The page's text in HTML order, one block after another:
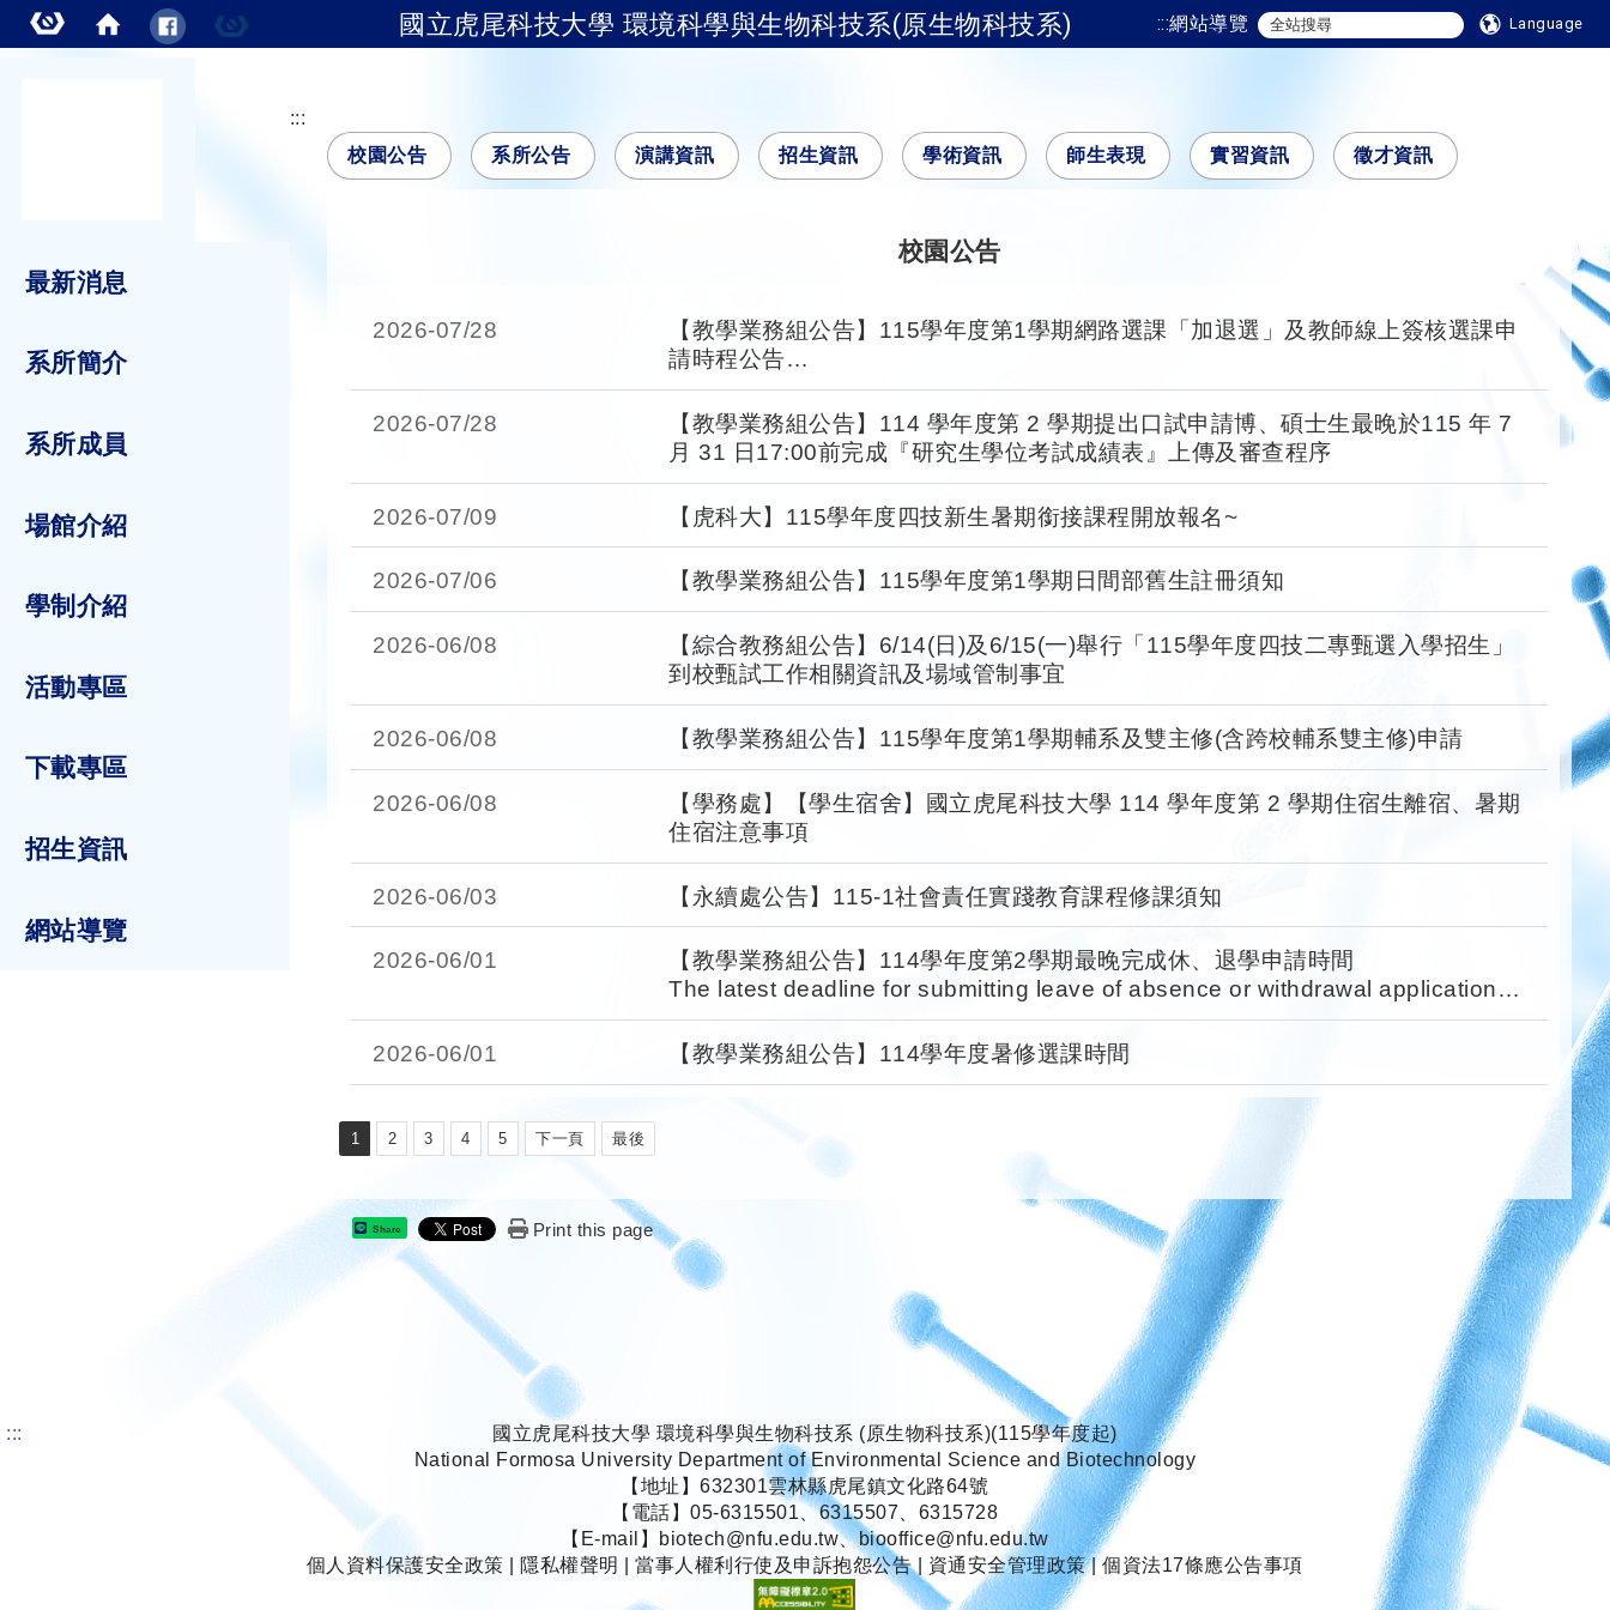
國立虎尾科技大學 環境科學與生物科技系(原生物科技系) :::網站導覽 Language
最新消息
系所簡介
系所成員
場館介紹
學制介紹
活動專區
下載專區
招生資訊
網站導覽
:::
校園公告
系所公告 演講資訊 招生資訊 學術資訊 師生表現 實習資訊 徵才資訊
校園公告
2026-07/28
【教學業務組公告】115學年度第1學期網路選課「加退選」及教師線上簽核選課申
請時程公告
The first semester of 115 academic year Schedule for On-line Course AddDrop
and Teachers' Online Signature Application of course selectio
2026-07/28
【教學業務組公告】114 學年度第 2 學期提出口試申請博、碩士生最晚於115 年 7
月 31 日17:00前完成『研究生學位考試成績表』上傳及審查程序
2026-07/09 【虎科大】115學年度四技新生暑期銜接課程開放報名~
2026-07/06 【教學業務組公告】115學年度第1學期日間部舊生註冊須知
2026-06/08
【綜合教務組公告】6/14(日)及6/15(一)舉行「115學年度四技二專甄選入學招生」
到校甄試工作相關資訊及場域管制事宜
2026-06/08 【教學業務組公告】115學年度第1學期輔系及雙主修(含跨校輔系雙主修)申請
2026-06/08
【學務處】【學生宿舍】國立虎尾科技大學 114 學年度第 2 學期住宿生離宿、暑期
住宿注意事項
2026-06/03 【永續處公告】115-1社會責任實踐教育課程修課須知
2026-06/01
【教學業務組公告】114學年度第2學期最晚完成休、退學申請時間
The latest deadline for submitting leave of absence or withdrawal applications
in the second semester of the 114th academic yea
2026-06/01 【教學業務組公告】114學年度暑修選課時間
1 2 3 4 5 下一頁 最後
Share Print this page
:::
國立虎尾科技大學 環境科學與生物科技系 (原生物科技系)(115學年度起)
National Formosa University Department of Environmental Science and Biotechnology
【地址】632301雲林縣虎尾鎮文化路64號
【電話】05-6315501、6315507、6315728
【E-mail】biotech@nfu.edu.tw、biooffice@nfu.edu.tw
個人資料保護安全政策
隱私權聲明 |當事人權利行使及申訴抱怨公告| 資通安全管理政策|個資法17條應公告事項